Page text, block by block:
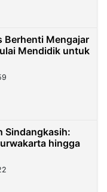
Berhenti Mengajar
Mendidik untuk
Sindangkasih:
hingga